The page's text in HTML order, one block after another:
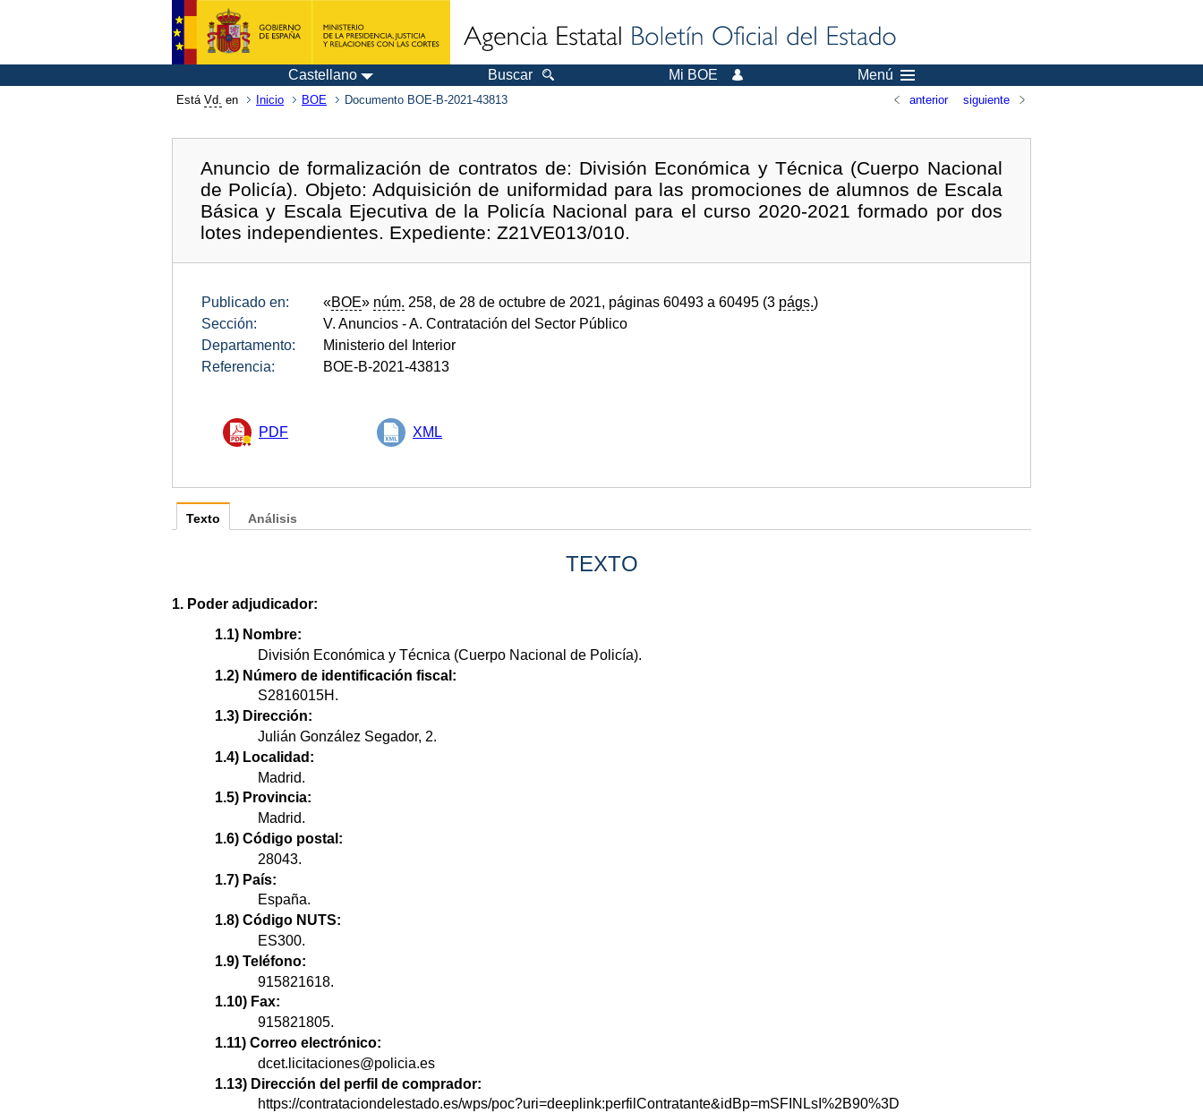
Castellano Buscar Mi BOE Menú
Está Vd. en Inicio BOE Documento BOE-B-2021-43813 anterior siguiente
Anuncio de formalización de contratos de: División Económica y Técnica (Cuerpo Nacional
de Policía). Objeto: Adquisición de uniformidad para las promociones de alumnos de Escala
Básica y Escala Ejecutiva de la Policía Nacional para el curso 2020-2021 formado por dos
lotes independientes. Expediente: Z21VE013/010.
Publicado en: «BOE» núm. 258, de 28 de octubre de 2021, páginas 60493 a 60495 (3 págs.)
Sección:
V. Anuncios - A. Contratación del Sector Público
Departamento:
Ministerio del Interior
Referencia:
BOE-B-2021-43813
PDF XML
Texto
TEXTO
1. Poder adjudicador:
1.1) Nombre:
División Económica y Técnica (Cuerpo Nacional de Policía).
1.2) Número de identificación fiscal:
S2816015H.
1.3) Dirección:
Julián González Segador, 2.
1.4) Localidad:
Madrid.
1.5) Provincia:
Madrid.
1.6) Código postal:
28043.
1.7) País:
España.
1.8) Código NUTS:
ES300.
1.9) Teléfono:
915821618.
1.10) Fax:
915821805.
1.11) Correo electrónico:
dcet.licitaciones@policia.es
1.13) Dirección del perfil de comprador:
https://contrataciondelestado.es/wps/poc?uri=deeplink:perfilContratante&idBp=mSFINLsI%2B90%3D
Análisis